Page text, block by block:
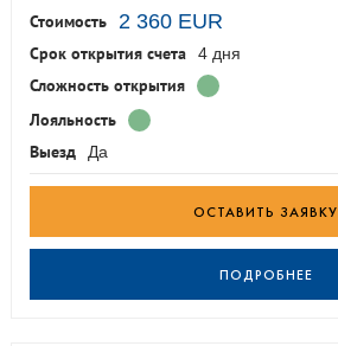
Стоимость 2 360 EUR
Срок открытия счета 4 дня
Сложность открытия
Лояльность
Выезд
Да
ОСТАВИТЬ ЗАЯВКУ
ПОДРОБНЕЕ